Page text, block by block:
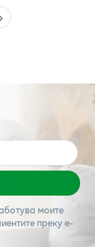
моите
преку е-